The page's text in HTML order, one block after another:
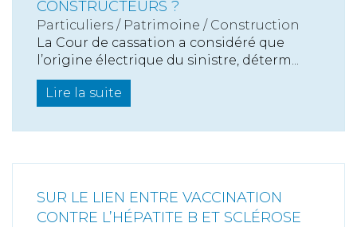
CONSTRUCTEURS ?
Particuliers / Patrimoine / Construction
La Cour de cassation a considéré que
l’origine électrique du sinistre, déterm...
Lire la suite
SUR LE LIEN ENTRE VACCINATION
CONTRE L’HÉPATITE B ET SCLÉROSE